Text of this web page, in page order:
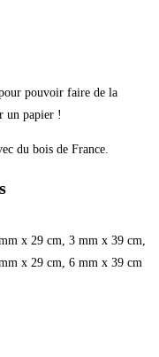
pouvoir faire de la
un papier !
du bois de France.
x 29 cm, 3 mm x 39 cm,
x 29 cm, 6 mm x 39 cm